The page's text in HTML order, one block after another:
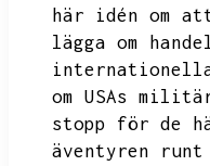
här idén om
lägga om
om USAs
stopp för de
äventyren